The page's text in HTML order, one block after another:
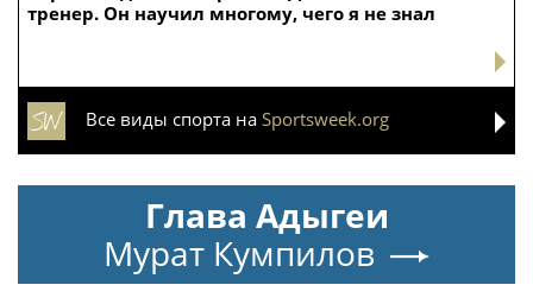
тренер. Он научил многому, чего я не знал
Все виды спорта на Sportsweek.org
Глава Адыгеи
Мурат Кумпилов